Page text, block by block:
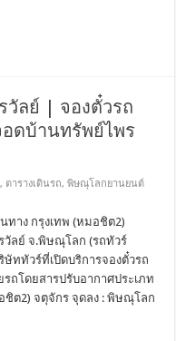
วัลย์ | จองตั๋วรถ
อดบ้านทรัพย์ไพร
, ตารางเดินรถ,พิษณุโลกยานยนต์
ทาง กรุงเทพ (หมอชิต2)
วัลย์ จ.พิษณุโลก (รถทัวร์
ททัวร์ที่เปิดบริการจองตั๋วรถ
โดยสารปรับอากาศประเภท
ชิต2) จตุจักร จุดลง : พิษณุโลก